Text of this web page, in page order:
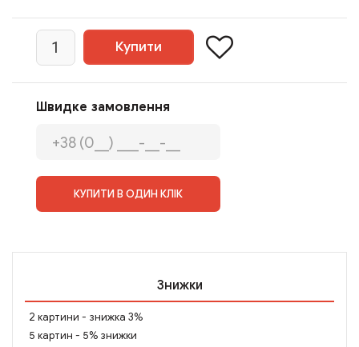
Швидке замовлення
КУПИТИ В ОДИН КЛІК
Знижки
2 картини - знижка 3%
5 картин - 5% знижки